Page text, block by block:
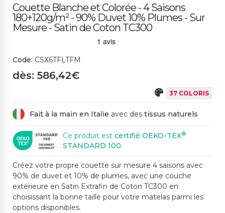
2154M GRIS TOURTER
ELLE M
371SP BORDEAUX 119CH PÊCHE
612CH ROSE CLAIR 2193CH ROSE 446CH ROSE POUDRÉ
447SP PRUNE 2197CH CYCLAMEN 442CH CÉLESTE 4152CH VERT D'EAU 27SP SARCELLE
Couette Blanche et Colorée - 4 Saisons
180+120g/m² - 90% Duvet 10% Plumes - Sur
Mesure - Satin de Coton TC300
Code: CSX6TFLTFM
dès: 586,42€
37 COLORIS
Fait à la main en Italie avec des tissus naturels
Ce produit est certifié OEKO-TEX®
STANDARD 100.
Créez votre propre couette sur mesure 4 saisons avec
90% de duvet et 10% de plumes, avec une couche
extérieure en Satin Extrafin de Coton TC300 en
choisissant la bonne taille pour votre matelas parmi les
options disponibles.